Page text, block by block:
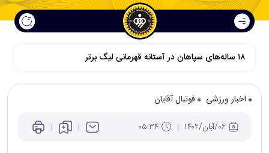
اخبار ورزشی
فوتبال آقایان